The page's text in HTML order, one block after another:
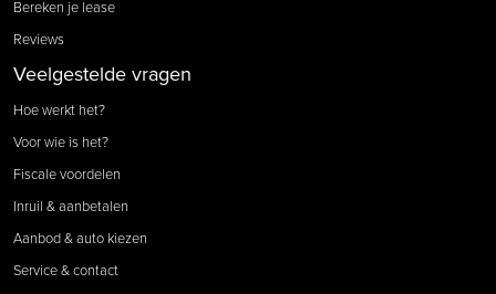
Bereken je lease
Reviews
Veelgestelde vragen
Hoe werkt het?
Voor wie is het?
Fiscale voordelen
Inruil & aanbetalen
Aanbod & auto kiezen
Service & contact